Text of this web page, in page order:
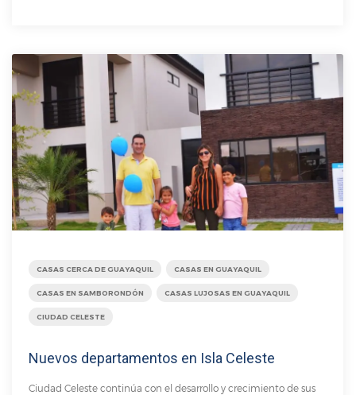
CASAS CERCA DE GUAYAQUIL CASAS EN GUAYAQUIL
CASAS EN SAMBORONDÓN CASAS LUJOSAS EN GUAYAQUIL
CIUDAD CELESTE
Nuevos departamentos en Isla Celeste
Ciudad Celeste continúa con el desarrollo y crecimiento de sus